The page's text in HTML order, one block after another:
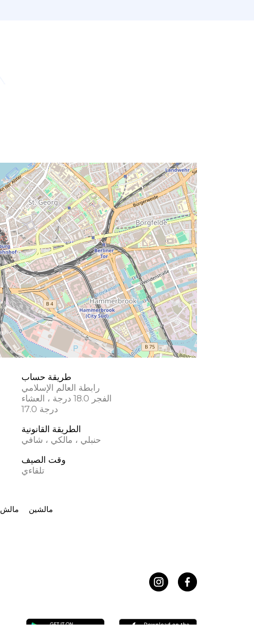
طريقة حساب
رابطة العالم الإسلامي
الفجر 18.0 درجة ، العشاء
17.0 درجة
الطريقة القانونية
حنبلي ، مالكي ، شافي
وقت الصيف
تلقاءي
مالش مالشين